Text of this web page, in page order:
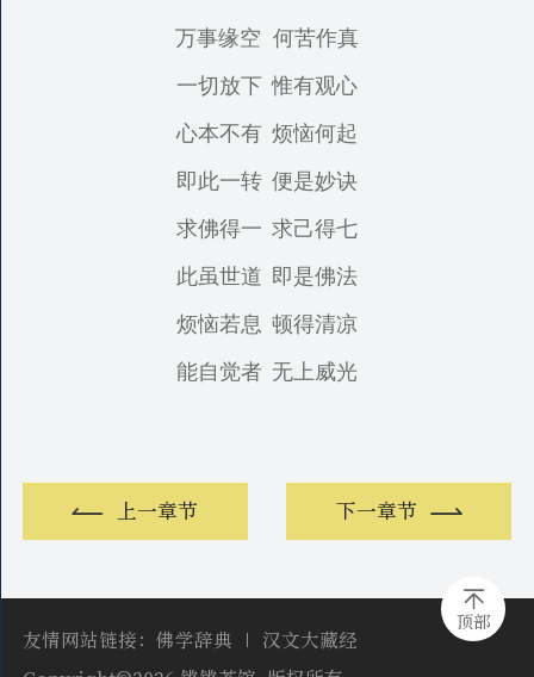
万事缘空 何苦作真
一切放下 惟有观心
心本不有 烦恼何起
即此一转 便是妙诀
求佛得一 求己得七
此虽世道 即是佛法
烦恼若息 顿得清凉
能自觉者 无上威光
上一章节 下一章节
顶部
友情网站链接：佛学辞典
汉文大藏经